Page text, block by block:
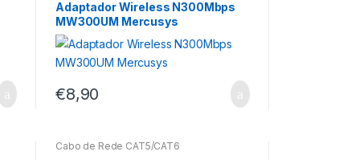
Adaptador Wireless N300Mbps
MW300UM Mercusys
€8,90
Cabo de Rede CAT5/CAT6